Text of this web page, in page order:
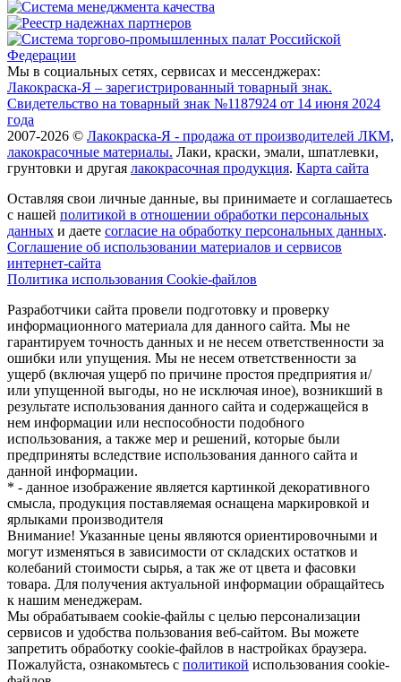
Мы в социальных сетях, сервисах и мессенджерах:
Лакокраска-Я – зарегистрированный товарный знак.
Свидетельство на товарный знак №1187924 от 14 июня 2024
года
2007-2026 © Лакокраска-Я - продажа от производителей ЛКМ,
лакокрасочные материалы. Лаки, краски, эмали, шпатлевки,
грунтовки и другая лакокрасочная продукция. Карта сайта
Оставляя свои личные данные, вы принимаете и соглашаетесь
с нашей политикой в отношении обработки персональных
данных и даете cогласие на обработку персональных данных.
Соглашение об использовании материалов и сервисов
интернет-сайта
Политика использования Cookie-файлов
Разработчики сайта провели подготовку и проверку
информационного материала для данного сайта. Мы не
гарантируем точность данных и не несем ответственности за
ошибки или упущения. Мы не несем ответственности за
ущерб (включая ущерб по причине простоя предприятия и/
или упущенной выгоды, но не исключая иное), возникший в
результате использования данного сайта и содержащейся в
нем информации или неспособности подобного
использования, а также мер и решений, которые были
предприняты вследствие использования данного сайта и
данной информации.
* - данное изображение является картинкой декоративного
смысла, продукция поставляемая оснащена маркировкой и
ярлыками производителя
Внимание! Указанные цены являются ориентировочными и
могут изменяться в зависимости от складских остатков и
колебаний стоимости сырья, а так же от цвета и фасовки
товара. Для получения актуальной информации обращайтесь
к нашим менеджерам.
Мы обрабатываем cookie-файлы с целью персонализации
сервисов и удобства пользования веб-сайтом. Вы можете
запретить обработку cookie-файлов в настройках браузера.
Пожалуйста, ознакомьтесь с политикой использования cookie-